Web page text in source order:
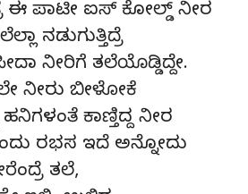
ಈ ಪಾಟೀ ಐಸ್ ಕೋಲ್ಡ್ ನೀರ
ನಡುಗುತ್ತಿದ್ರೆ
ನೀರಿಗೆ ತಲೆಯೊಡ್ಡಿದ್ದೇ.
ನೀರು ಬೀಳೋಕೆ
ಕಾಣ್ತಿದ್ದ ನೀರ
ರಭಸ ಇದೆ ಅನ್ನೋದು
ತಲೆ,